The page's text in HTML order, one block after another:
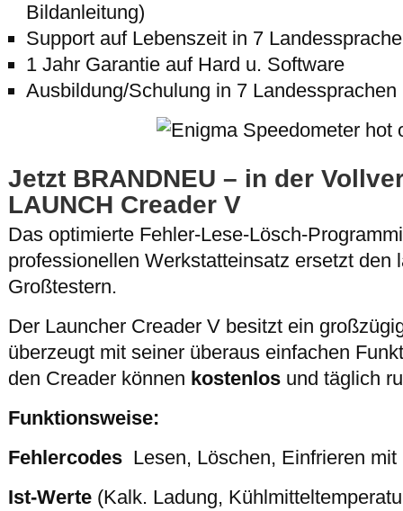
Bildanleitung)
Support auf Lebenszeit in 7
1 Jahr Garantie auf Hard u. Software
Ausbildung/Schulung in 7 Landessprachen
Jetzt BRANDNEU – in der
LAUNCH Creader V
Das optimierte Fehler-Lese-Lösch-
professionellen Werkstatteinsatz ersetzt den
Großtestern.
Der Launcher Creader V besitzt ein
überzeugt mit seiner überaus einfachen
den Creader können kostenlos und täglich
Funktionsweise:
Fehlercodes Lesen, Löschen, Einfrieren
Ist-Werte (Kalk. Ladung,